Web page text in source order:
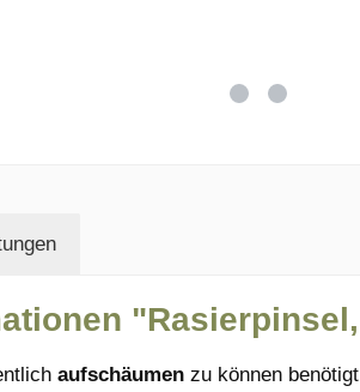
aufschäumen zu können